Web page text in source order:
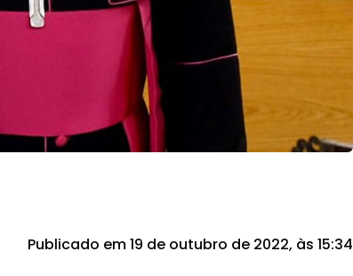
Publicado em 19 de outubro de 2022, às 15:34